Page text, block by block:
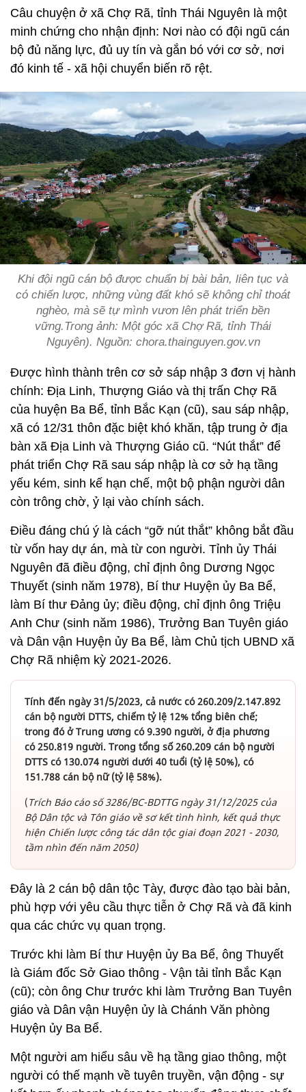
Câu chuyện ở xã Chợ Rã, tỉnh Thái Nguyên là một
minh chứng cho nhận định: Nơi nào có đội ngũ cán
bộ đủ năng lực, đủ uy tín và gắn bó với cơ sở, nơi
đó kinh tế - xã hội chuyển biến rõ rệt.
Khi đội ngũ cán bộ được chuẩn bị bài bản, liên tục và
có chiến lược, những vùng đất khó sẽ không chỉ thoát
nghèo, mà sẽ tự mình vươn lên phát triển bền
vững.Trong ảnh: Một góc xã Chợ Rã, tỉnh Thái
Nguyên). Nguồn: chora.thainguyen.gov.vn
Được hình thành trên cơ sở sáp nhập 3 đơn vị hành
chính: Địa Linh, Thượng Giáo và thị trấn Chợ Rã
của huyện Ba Bể, tỉnh Bắc Kạn (cũ), sau sáp nhập,
xã có 12/31 thôn đặc biệt khó khăn, tập trung ở địa
bàn xã Địa Linh và Thượng Giáo cũ. “Nút thắt” để
phát triển Chợ Rã sau sáp nhập là cơ sở hạ tầng
yếu kém, sinh kế hạn chế, một bộ phận người dân
còn trông chờ, ỷ lại vào chính sách.
Điều đáng chú ý là cách “gỡ nút thắt” không bắt đầu
từ vốn hay dự án, mà từ con người. Tỉnh ủy Thái
Nguyên đã điều động, chỉ định ông Dương Ngọc
Thuyết (sinh năm 1978), Bí thư Huyện ủy Ba Bể,
làm Bí thư Đảng ủy; điều động, chỉ định ông Triệu
Anh Chư (sinh năm 1986), Trưởng Ban Tuyên giáo
và Dân vận Huyện ủy Ba Bể, làm Chủ tịch UBND xã
Chợ Rã nhiệm kỳ 2021-2026.
Tính đến ngày 31/5/2023, cả nước có 260.209/2.147.892
cán bộ người DTTS, chiếm tỷ lệ 12% tổng biên chế;
trong đó ở Trung ương có 9.390 người, ở địa phương
có 250.819 người. Trong tổng số 260.209 cán bộ người
DTTS có 130.074 người dưới 40 tuổi (tỷ lệ 50%), có
151.788 cán bộ nữ (tỷ lệ 58%).
(Trích Báo cáo số 3286/BC-BDTTG ngày 31/12/2025 của
Bộ Dân tộc và Tôn giáo về sơ kết tình hình, kết quả thực
hiện Chiến lược công tác dân tộc giai đoạn 2021 - 2030,
tầm nhìn đến năm 2050)
Đây là 2 cán bộ dân tộc Tày, được đào tạo bài bản,
phù hợp với yêu cầu thực tiễn ở Chợ Rã và đã kinh
qua các chức vụ quan trọng.
Trước khi làm Bí thư Huyện ủy Ba Bể, ông Thuyết
là Giám đốc Sở Giao thông - Vận tải tỉnh Bắc Kạn
(cũ); còn ông Chư trước khi làm Trưởng Ban Tuyên
giáo và Dân vận Huyện ủy là Chánh Văn phòng
Huyện ủy Ba Bể.
Một người am hiểu sâu về hạ tầng giao thông, một
người có thế mạnh về tuyên truyền, vận động - sự